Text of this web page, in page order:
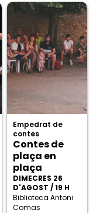
Empedrat de
contes
Contes de
plaça en
plaça
DIMECRES 26
D'AGOST / 19 H
Biblioteca Antoni
Comas